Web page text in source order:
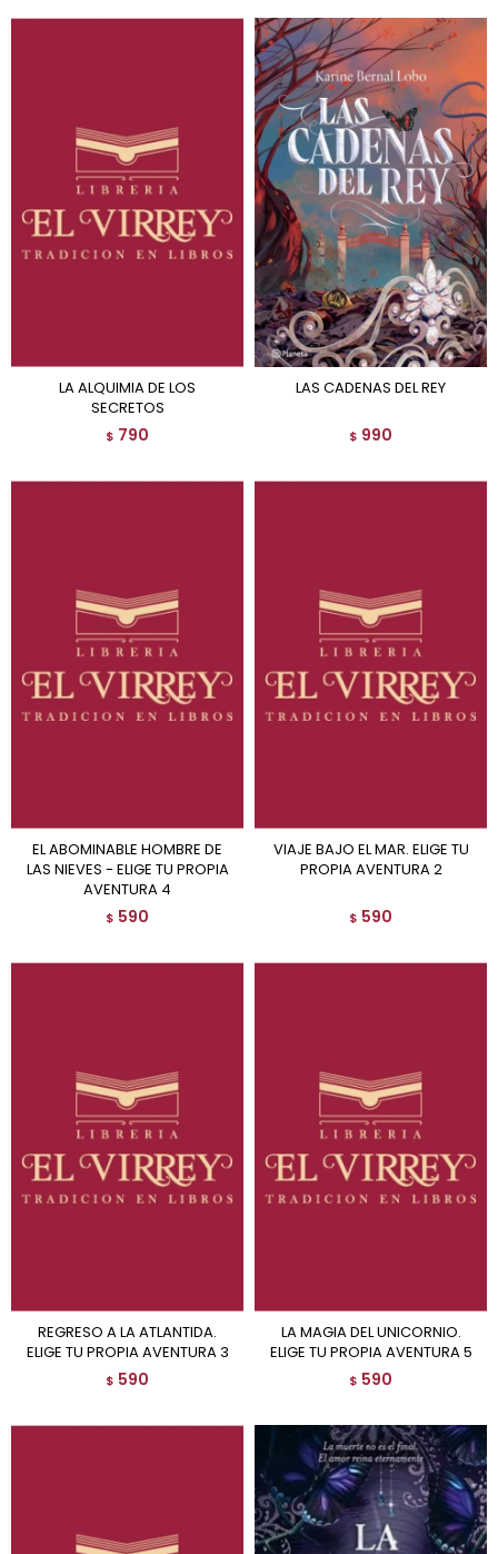
LA ALQUIMIA DE LOS
SECRETOS
$ 790
LAS CADENAS DEL REY
$ 990
EL ABOMINABLE HOMBRE DE
LAS NIEVES - ELIGE TU PROPIA
AVENTURA 4
$ 590
VIAJE BAJO EL MAR. ELIGE TU
PROPIA AVENTURA 2
$ 590
REGRESO A LA ATLANTIDA.
ELIGE TU PROPIA AVENTURA 3
$ 590
LA MAGIA DEL UNICORNIO.
ELIGE TU PROPIA AVENTURA 5
$ 590